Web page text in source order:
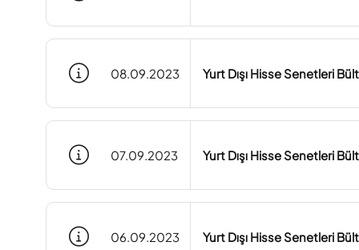
08.09.2023 Yurt Dışı Hisse Senetleri
07.09.2023 Yurt Dışı Hisse Senetleri
06.09.2023 Yurt Dışı Hisse Senetleri